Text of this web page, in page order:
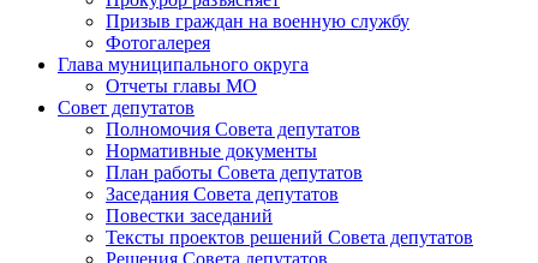
Призыв граждан на военную службу
Фотогалерея
Глава муниципального округа
Отчеты главы МО
Совет депутатов
Полномочия Совета депутатов
Нормативные документы
План работы Совета депутатов
Заседания Cовета депутатов
Повестки заседаний
Тексты проектов решений Совета депутатов
Решения Совета депутатов